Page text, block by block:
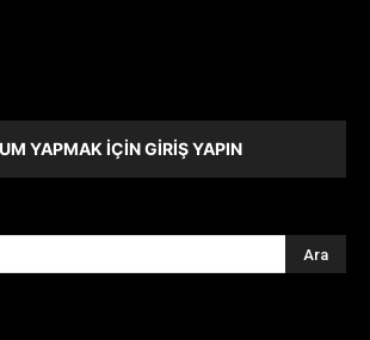
YAPMAK İÇIN GIRIŞ YAPIN